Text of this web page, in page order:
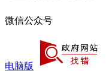
微信公众号
电脑版